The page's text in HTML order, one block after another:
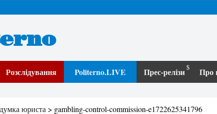
Розслідування Politerno.LIVE Прес-релізи Про
юриста > gambling-control-commission-e1722625341796